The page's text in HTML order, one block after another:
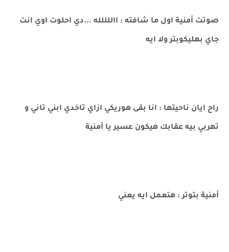
صوتت أمنية اول ما شافته : االلللله ...دي احلوت اوي انت
جاي بهليكوبتر ولا ايه
راح ايان ناحيتها : انا بقى هوريكي ازاي تاخدي ابني تاني و
تهربي بيه عقابك هيكون عسير يا أمنية
أمنية بتوتر : هتعمل ايه يعني